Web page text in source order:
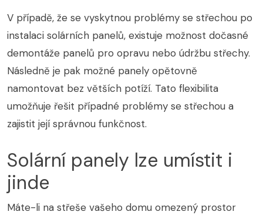
V případě, že se vyskytnou problémy se střechou po
instalaci solárních panelů, existuje možnost dočasné
demontáže panelů pro opravu nebo údržbu střechy.
Následně je pak možné panely opětovně
namontovat bez větších potíží. Tato flexibilita
umožňuje řešit případné problémy se střechou a
zajistit její správnou funkčnost.
Solární panely lze umístit i
jinde
Máte-li na střeše vašeho domu omezený prostor